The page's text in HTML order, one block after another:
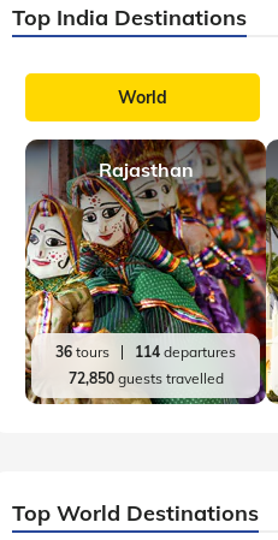
Top India Destinations
World
Rajasthan
36 tours 114 departures
72,850guests travelled
Top World Destinations